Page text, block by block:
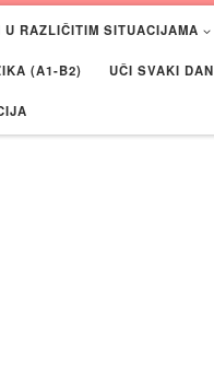
U RAZLIČITIM SITUACIJAMA
(A1-B2) UČI SVAKI DAN